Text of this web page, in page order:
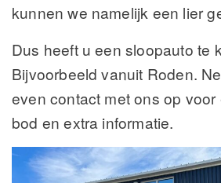
kunnen we namelijk een lier
Dus heeft u een sloopauto te
Bijvoorbeeld vanuit Roden.
even contact met ons op voor
bod en extra informatie.